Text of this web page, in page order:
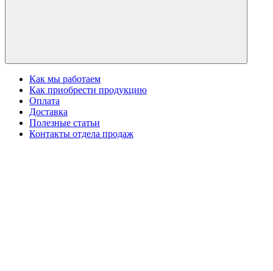
Как мы работаем
Как приобрести продукцию
Оплата
Доставка
Полезные статьи
Контакты отдела продаж